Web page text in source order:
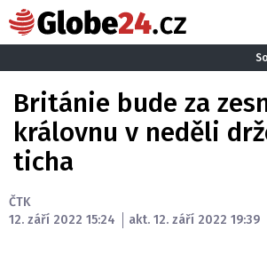
Británie bude za
královnu v neděli
ticha
ČTK
12. září 2022 15:24
akt. 12. září 2022 19:39